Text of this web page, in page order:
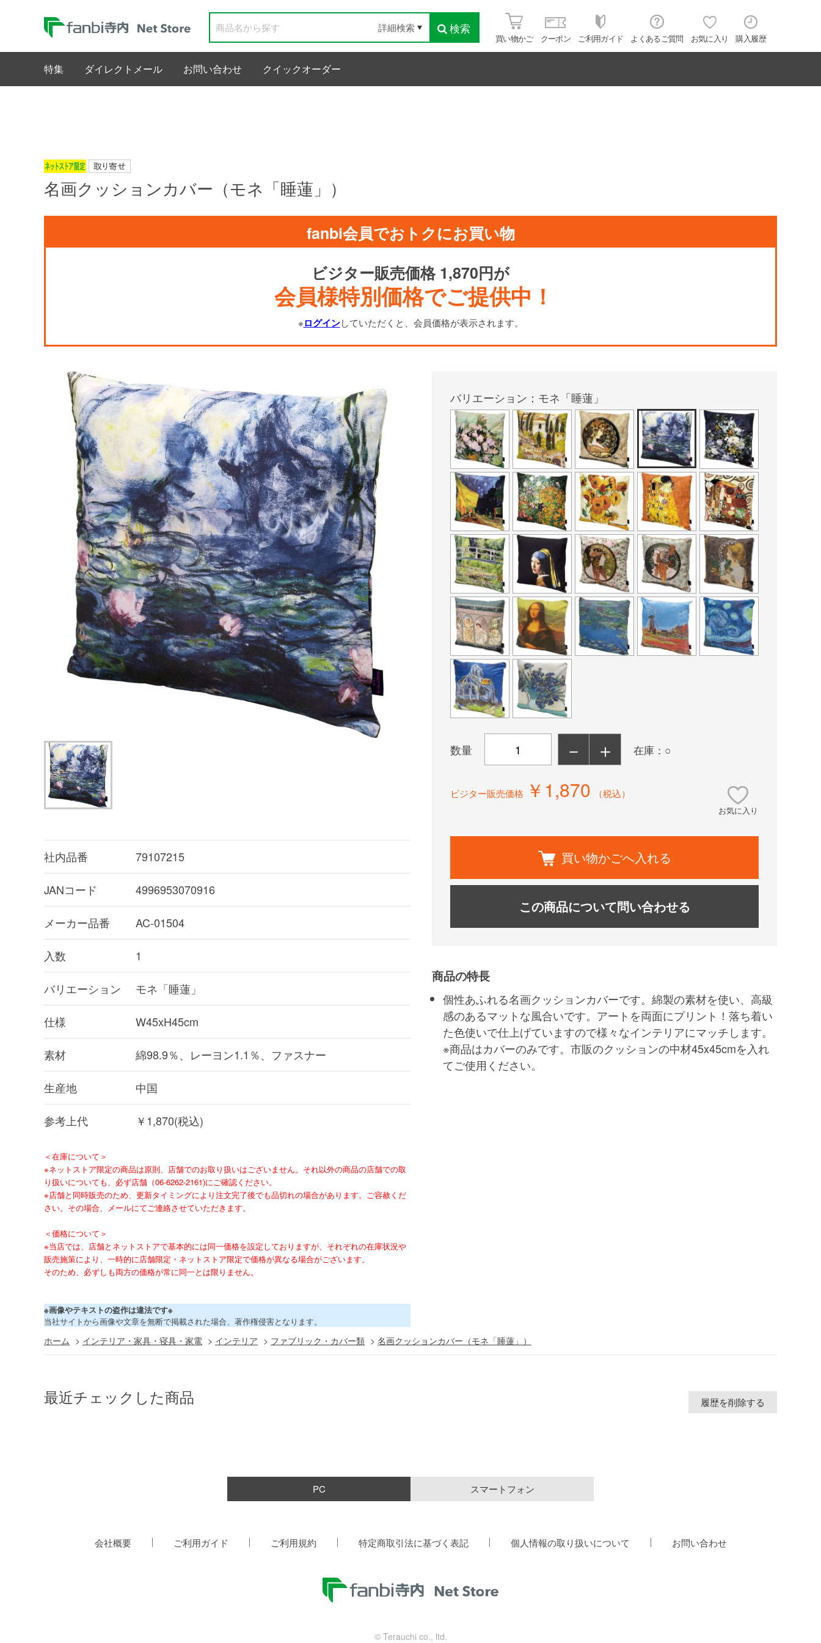
検索
詳細検索
買い物かご クーポン ご利用ガイド よくあるご質問 お気に入り 購入履歴
特集 ダイレクトメール お問い合わせ クイックオーダー
名画クッションカバー（モネ「睡蓮」）
fanbi会員でおトクにお買い物
ビジター販売価格 1,870円が
会員様特別価格でご提供中！
※ログインしていただくと、会員価格が表示されます。
社内品番 79107215
JANコード 4996953070916
メーカー品番 AC-01504
入数 1
バリエーション モネ「睡蓮」
仕様 W45xH45cm
素材 綿98.9％、レーヨン1.1％、ファスナー
生産地 中国
参考上代 ￥1,870(税込)
＜在庫について＞
※ネットストア限定の商品は原則、店舗でのお取り扱いはございません。それ以外の商品の店舗での取
り扱いについても、必ず店舗（06-6262-2161)にご確認ください。
※店舗と同時販売のため、更新タイミングにより注文完了後でも品切れの場合があります。ご容赦くだ
さい。その場合、メールにてご連絡させていただきます。
＜価格について＞
※当店では、店舗とネットストアで基本的には同一価格を設定しておりますが、それぞれの在庫状況や
販売施策により、一時的に店舗限定・ネットストア限定で価格が異なる場合がございます。
そのため、必ずしも両方の価格が常に同一とは限りません。
※画像やテキストの盗作は違法です※
当社サイトから画像や文章を無断で掲載された場合、著作権侵害となります。
バリエーション：モネ「睡蓮」
数量 － ＋ 在庫：○
ビジター販売価格 ￥1,870 （税込）
お気に入り
買い物かごへ入れる
この商品について問い合わせる
商品の特長
個性あふれる名画クッションカバーです。綿製の素材を使い、高級
感のあるマットな風合いです。アートを両面にプリント！落ち着い
た色使いで仕上げていますので様々なインテリアにマッチします。
※商品はカバーのみです。市販のクッションの中材45x45cmを入れ
てご使用ください。
ホーム > インテリア・家具・寝具・家電 > インテリア > ファブリック・カバー類 > 名画クッションカバー（モネ「睡蓮」）
最近チェックした商品 履歴を削除する
PC スマートフォン
会社概要 ご利用ガイド ご利用規約 特定商取引法に基づく表記 個人情報の取り扱いについて お問い合わせ
© Terauchi co., ltd.